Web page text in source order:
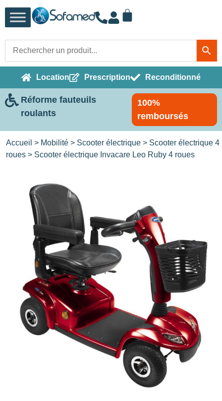
Location Prescription Reconditionné
Réforme fauteuils
roulants
100%
remboursés
Accueil > Mobilité > Scooter électrique > Scooter électrique 4
roues > Scooter électrique Invacare Leo Ruby 4 roues